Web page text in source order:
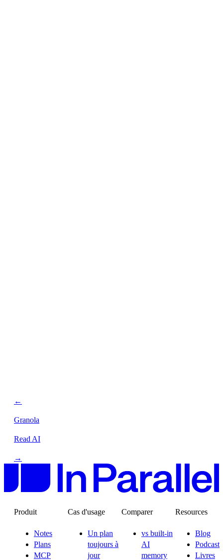
←
Granola
Read AI
→
Produit
Notes
Plans
MCP
Cas d'usage
Un plan
toujours à
jour
Comparer
vs built-in
AI
memory
Resources
Blog
Podcast
Livres